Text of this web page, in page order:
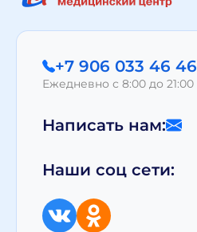
+7 906 033 46 46
Ежедневно с 8:00 до 21:00
Написать нам:
Наши соц сети: